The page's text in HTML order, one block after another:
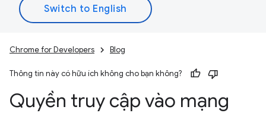
Chrome for Developers Blog
Thông tin này có hữu ích không cho bạn không?
Quyền truy cập vào mạng